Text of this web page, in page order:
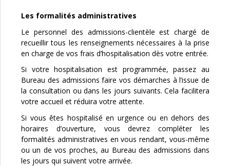
Les formalités administratives
Le personnel des admissions-clientèle est chargé de
recueillir tous les renseignements nécessaires à la prise
en charge de vos frais d’hospitalisation dès votre entrée.
Si votre hospitalisation est programmée, passez au
Bureau des admissions faire vos démarches à l’issue de
la consultation ou dans les jours suivants. Cela facilitera
votre accueil et réduira votre attente.
Si vous êtes hospitalisé en urgence ou en dehors des
horaires d’ouverture, vous devrez compléter les
formalités administratives en vous rendant, vous-même
ou un de vos proches, au Bureau des admissions dans
les jours qui suivent votre arrivée.